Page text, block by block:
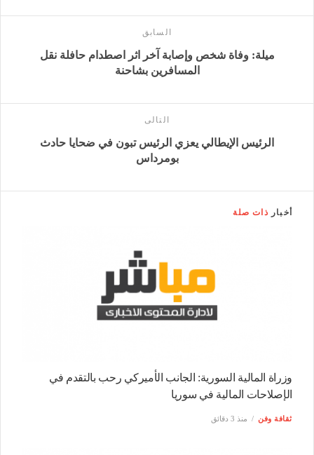
السابق
ميلة: وفاة شخص وإصابة آخر اثر اصطدام حافلة نقل
المسافرين بشاحنة
التالى
الرئيس الإيطالي يعزي الرئيس تبون في ضحايا حادث
بومرداس
أخبار ذات صلة
وزراة المالية السورية: الجانب الأميركي رحب بالتقدم في
الإصلاحات المالية في سوريا
ثقافة وفن منذ 3 دقائق